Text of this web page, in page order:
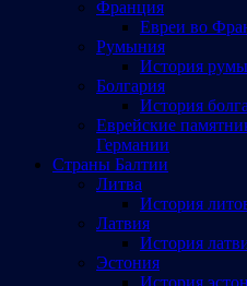
Франция
Евреи во
Румыния
История
Болгария
История
Еврейские
Германии
Страны Балтии
Литва
История
Латвия
История
Эстония
История